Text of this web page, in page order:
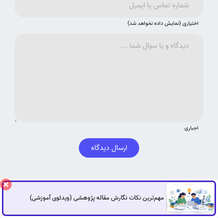
اختیاری (نمایش داده نخواهد شد)
اجباری
ارسال دیدگاه
پرسش ها و دیدگاه های کاربران
مهم‌ترین نکات نگارش مقاله پژوهشی (ویدئوی آموزشی)
گفتگوی آنلاین